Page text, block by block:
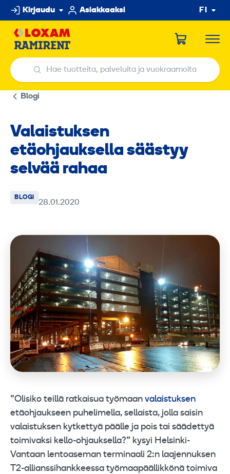
Hyppää
sisältöön
Kirjaudu Asiakkaaksi FI
Hae tuotteita, palveluita ja vuokraamoita
Hae tuotteita, palveluita ja vuokraamoita
Blogi
Valaistuksen
etäohjauksella säästyy
selvää rahaa
BLOGI
28.01.2020
”Olisiko teillä ratkaisua työmaan valaistuksen
etäohjaukseen puhelimella, sellaista, jolla saisin
valaistuksen kytkettyä päälle ja pois tai säädettyä
toimivaksi kello-ohjauksella?” kysyi Helsinki-
Vantaan lentoaseman terminaali 2:n laajennuksen
T2-allianssihankkeessa työmaapäällikkönä toimiva